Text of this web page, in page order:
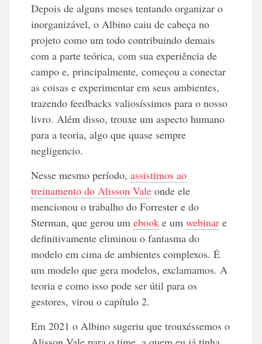
Depois de alguns meses tentando organizar o
inorganizável, o Albino caiu de cabeça no
projeto como um todo contribuindo demais
com a parte teórica, com sua experiência de
campo e, principalmente, começou a conectar
as coisas e experimentar em seus ambientes,
trazendo feedbacks valiosíssimos para o nosso
livro. Além disso, trouxe um aspecto humano
para a teoria, algo que quase sempre
negligencio.
Nesse mesmo período,assistimos ao
treinamento do Alisson Vale onde ele
mencionou o trabalho do Forrester e do
Sterman, que gerou umebook e umwebinar e
definitivamente eliminou o fantasma do
modelo em cima de ambientes complexos. É
um modelo que gera modelos, exclamamos. A
teoria e como isso pode ser útil para os
gestores, virou o capítulo 2.
Em 2021 o Albino sugeriu que trouxéssemos o